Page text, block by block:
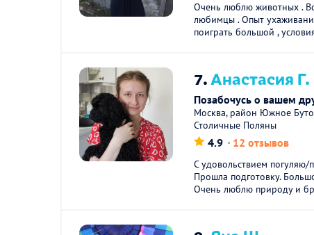
Очень люблю животных .
любимцы . Опыт
поиграть большой ,
7.Анастасия Г.
Позабочусь о вашем
Москва, район Южное
Столичные Поляны
4.9 12 отзывов
C удoвoльствием
Прошла подготовку.
Очeнь люблю приpoду и